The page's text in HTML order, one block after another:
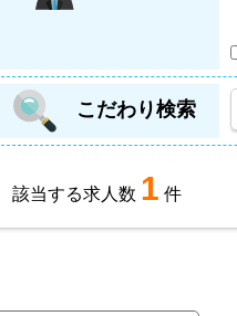
こだわり検索
該当する求人数 1 件